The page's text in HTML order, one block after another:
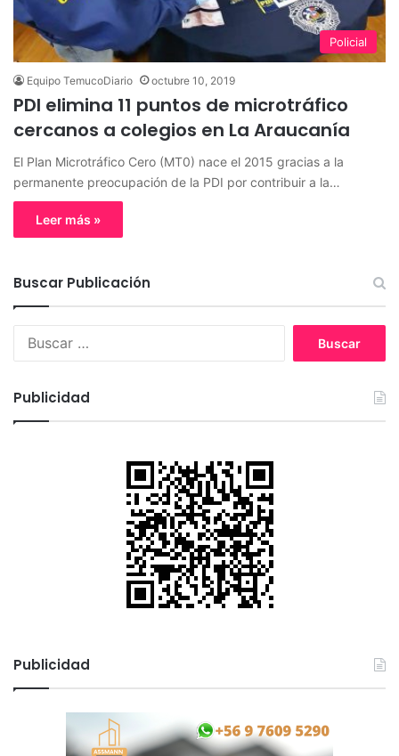
Policial
Equipo TemucoDiario octubre 10, 2019
PDI elimina 11 puntos de microtráfico
cercanos a colegios en La Araucanía
El Plan Microtráfico Cero (MT0) nace el 2015 gracias a la
permanente preocupación de la PDI por contribuir a la…
Leer más »
Buscar Publicación
Publicidad
Publicidad